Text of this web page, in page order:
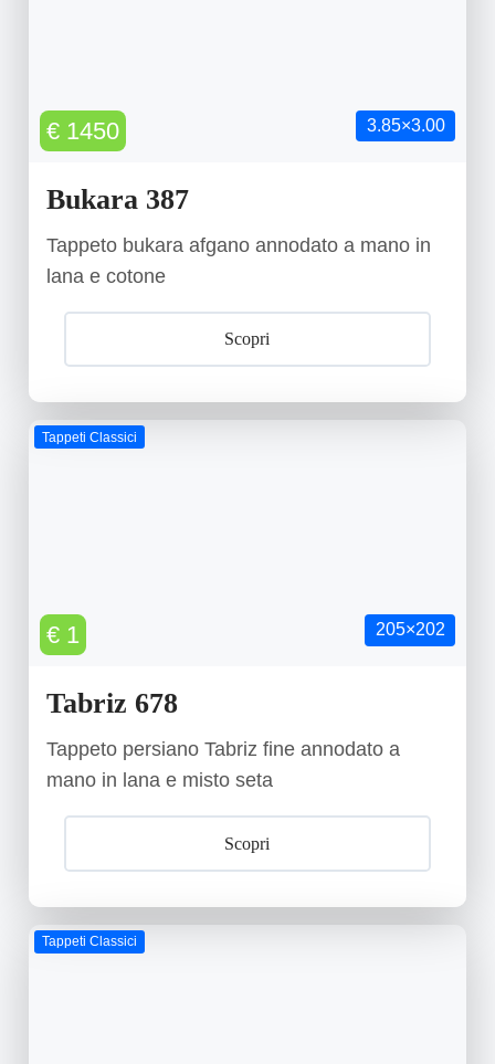
€ 1450 3.85×3.00
Bukara 387
Tappeto bukara afgano annodato a mano in
lana e cotone
Scopri
Tappeti Classici
€ 1 205×202
Tabriz 678
Tappeto persiano Tabriz fine annodato a
mano in lana e misto seta
Scopri
Tappeti Classici